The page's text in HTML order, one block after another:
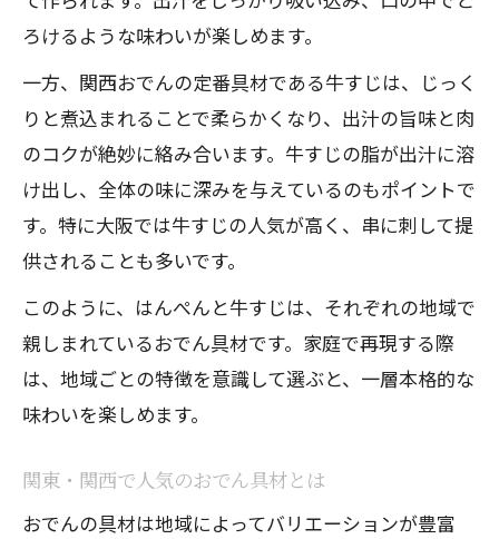
ろけるような味わいが楽しめます。
一方、関西おでんの定番具材である牛すじは、じっく
りと煮込まれることで柔らかくなり、出汁の旨味と肉
のコクが絶妙に絡み合います。牛すじの脂が出汁に溶
け出し、全体の味に深みを与えているのもポイントで
す。特に大阪では牛すじの人気が高く、串に刺して提
供されることも多いです。
このように、はんぺんと牛すじは、それぞれの地域で
親しまれているおでん具材です。家庭で再現する際
は、地域ごとの特徴を意識して選ぶと、一層本格的な
味わいを楽しめます。
関東・関西で人気のおでん具材とは
おでんの具材は地域によってバリエーションが豊富